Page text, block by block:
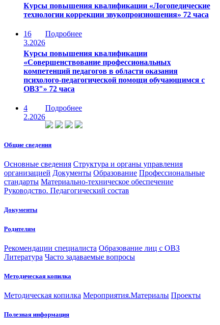
Курсы повышения квалификации «Логопедические
технологии коррекции звукопроизношения» 72 часа
16
3.2026
Подробнее
Курсы повышения квалификации
«Совершенствование профессиональных
компетенций педагогов в области оказания
психолого-педагогической помощи обучающимся с
ОВЗ"» 72 часа
4
2.2026
Подробнее
Общие сведения
Основные сведения Структура и органы управления
организацией Документы Образование Профессиональные
стандарты Материально-техническое обеспечение
Руководство. Педагогический состав
Документы
Родителям
Рекомендации специалиста Образование лиц с ОВЗ
Литература Часто задаваемые вопросы
Методическая копилка
Методическая копилка Мероприятия.Материалы Проекты
Полезная информация